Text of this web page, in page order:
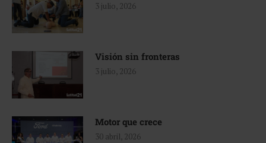
3 julio, 2026
Visión sin fronteras
3 julio, 2026
Motor que crece
30 abril, 2026